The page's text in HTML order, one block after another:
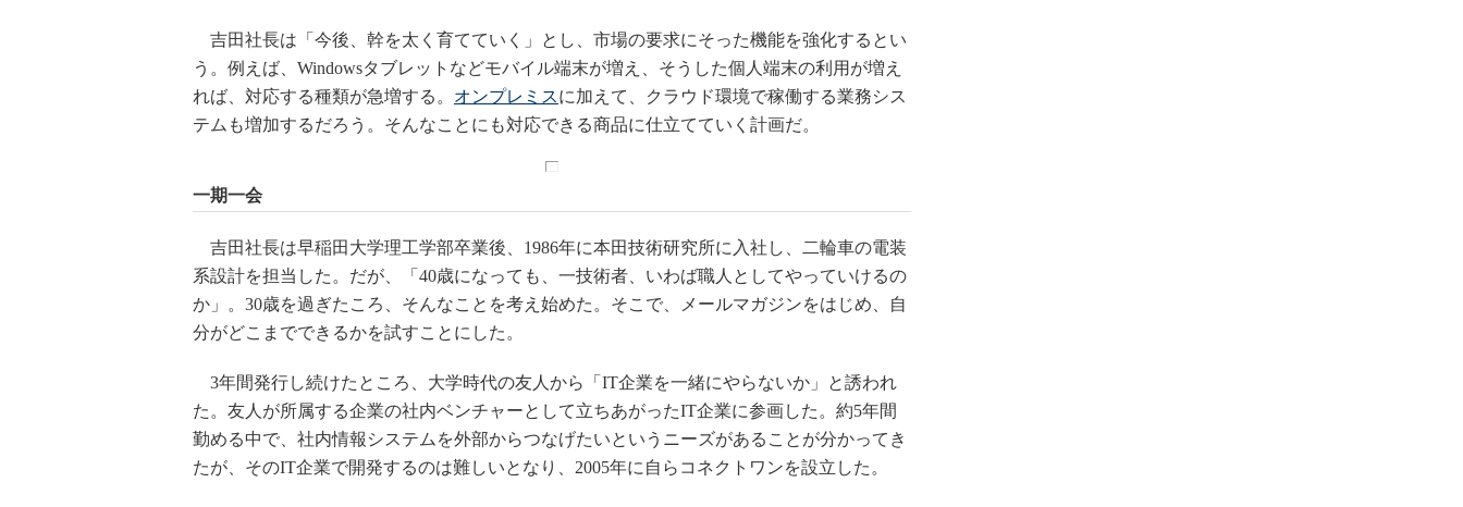
吉田社長は「今後、幹を太く育てていく」とし、市場の要求にそった機能を強化するとい
う。例えば、Windowsタブレットなどモバイル端末が増え、そうした個人端末の利用が増え
れば、対応する種類が急増する。 オンプレミスに加えて、クラウド環境で稼働する業務シス
テムも増加するだろう。そんなことにも対応できる商品に仕立てていく計画だ。
一期一会
吉田社長は早稲田大学理工学部卒業後、1986年に本田技術研究所に入社し、二輪車の電装
系設計を担当した。だが、「40歳になっても、一技術者、いわば職人としてやっていけるの
か」。30歳を過ぎたころ、そんなことを考え始めた。そこで、メールマガジンをはじめ、自
分がどこまでできるかを試すことにした。
3年間発行し続けたところ、大学時代の友人から「IT企業を一緒にやらないか」と誘われ
た。友人が所属する企業の社内ベンチャーとして立ちあがったIT企業に参画した。約5年間
勤める中で、社内情報システムを外部からつなげたいというニーズがあることが分かってき
たが、そのIT企業で開発するのは難しいとなり、2005年に自らコネクトワンを設立した。